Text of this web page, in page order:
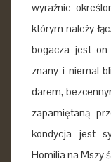
wyraźnie
którym należy
bogacza jest
znany i niemal
darem,
zapamiętaną
kondycja jest
Homilia na Mszy